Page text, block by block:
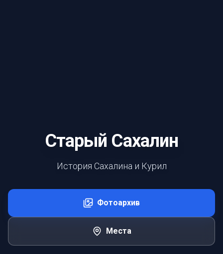
Старый Сахалин
История Сахалина и Курил
Фотоархив
Места